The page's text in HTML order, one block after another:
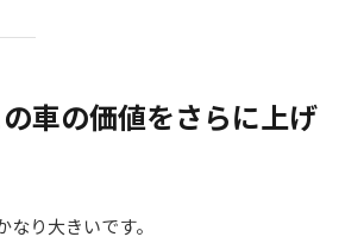
車の価値をさらに上げ
り大きいです。